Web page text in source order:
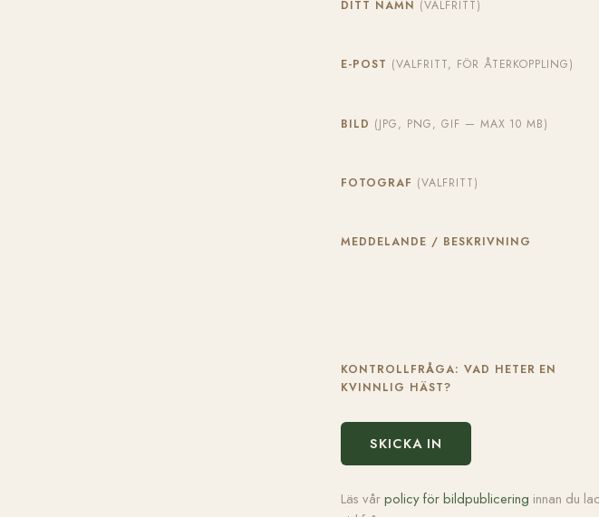
DITT NAMN (VALFRITT)
E-POST (VALFRITT, FÖR ÅTERKOPPLING)
BILD (JPG, PNG, GIF — MAX 10 MB)
FOTOGRAF (VALFRITT)
MEDDELANDE / BESKRIVNING
KONTROLLFRÅGA: VAD HETER EN
KVINNLIG HÄST?
SKICKA IN
Läs vårpolicy för bildpublicering innan du